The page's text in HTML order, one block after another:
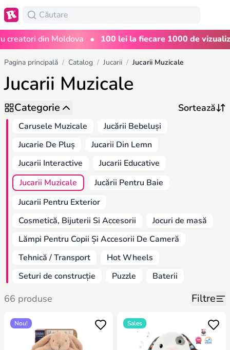
din Moldova • 100 lei la fiecare 1000 de vizualizări
Pagina principală / Catalog / Jucarii / Jucarii Muzicale
Jucarii Muzicale
Categorie
Carusele Muzicale
Jucării Bebeluși
Jucarie De Pluș
Jucarii Din Lemn
Jucarii Interactive
Jucarii Educative
Jucarii Muzicale
Jucării Pentru Baie
Jucarii Pentru Exterior
Cosmetică, Bijuterii Si Accesorii
Jocuri de masă
Lămpi Pentru Copii Și Accesorii De Cameră
Tehnică / Transport
Hot Wheels
Seturi de construcție
Puzzle Baterii
66 produse Filtre
Nou! Sales